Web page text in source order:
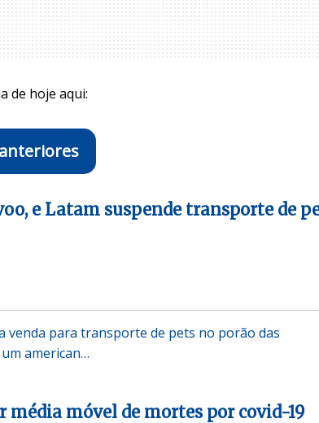
de hoje aqui:
anteriores
e Latam suspende transporte de
venda para transporte de pets no porão das
american…
móvel de mortes por covid-19